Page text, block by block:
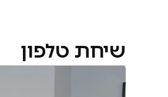
שיחת טלפון